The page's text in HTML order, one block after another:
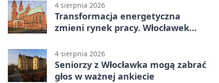
4 sierpnia 2026
Transformacja energetyczna
zmieni rynek pracy. Włocławek
4 sierpnia 2026
Seniorzy z Włocławka mogą zabrać
głos w ważnej ankiecie